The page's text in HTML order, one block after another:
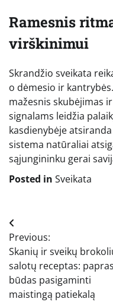
Ramesnis
virškinimui
Skrandžio sveikata
o dėmesio ir
mažesnis skubėjimas
signalams leidžia
kasdienybėje
sistema natūraliai
sąjungininku gerai
Posted in Sveikata
Navigacija
tarp
įrašų
Previous:
Skanių ir sveikų
salotų receptas:
būdas pasigaminti
maistingą patiekalą